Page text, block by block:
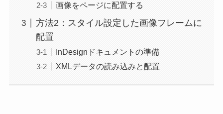
画像をページに配置する
方法2：スタイル設定した画像フレームに
配置
InDesignドキュメントの準備
XMLデータの読み込みと配置